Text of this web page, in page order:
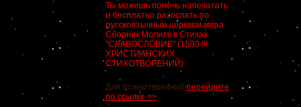
Ты можешь помочь напечатать
и бесплатно разослать по
русскоязычным церквям мира
Сборник Молитв в Стихах
"СЛАВОСЛОВИЕ" (1500 !!!
ХРИСТИАНСКИХ
СТИХОТВОРЕНИЙ)
Для пожертвованийперейдите
по ссылке >>